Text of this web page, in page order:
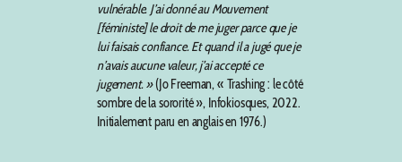
vulnérable. J’ai donné au Mouvement
[féministe] le droit de me juger parce que je
lui faisais confiance. Et quand il a jugé que je
n’avais aucune valeur, j’ai accepté ce
jugement. »(Jo Freeman, « Trashing : le côté
sombre de la sororité », Infokiosques, 2022.
Initialement paru en anglais en 1976.)